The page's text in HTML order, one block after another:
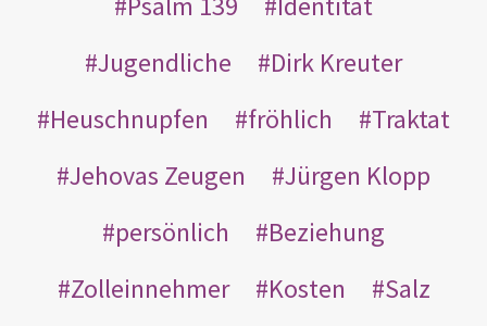
Jugendliche
Dirk Kreuter
Heuschnupfen
fröhlich
Traktat
Jehovas Zeugen
Jürgen Klopp
persönlich
Beziehung
Zolleinnehmer
Kosten
Salz